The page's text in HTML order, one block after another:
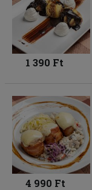
1 390 Ft
4 990 Ft